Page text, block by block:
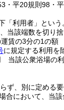
・平20規則98・
「利用者」という
当該端数を切り捨
賃の3分の1の額
に規定する利用を
当該公衆浴場の
ず、別に定める
合において、当